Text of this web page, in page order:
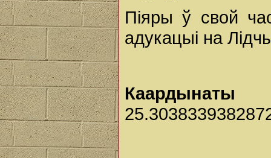
Піяры ў свой
адукацыі на
Каардынаты